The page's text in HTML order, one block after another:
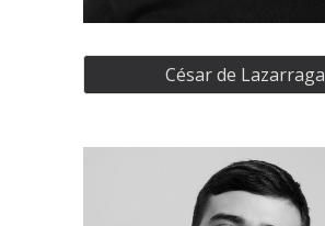
César de Lazarraga